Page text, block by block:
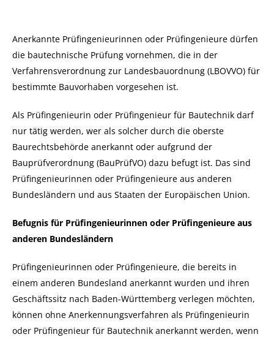
Anerkannte Prüfingenieurinnen oder Prüfingenieure dürfen
die bautechnische Prüfung vornehmen, die in der
Verfahrensverordnung zur Landesbauordnung (LBOVVO) für
bestimmte Bauvorhaben vorgesehen ist.
Als Prüfingenieurin oder Prüfingenieur für Bautechnik darf
nur tätig werden, wer als solcher durch die oberste
Baurechtsbehörde anerkannt oder aufgrund der
Bauprüfverordnung (BauPrüfVO) dazu befugt ist. Das sind
Prüfingenieurinnen oder Prüfingenieure aus anderen
Bundesländern und aus Staaten der Europäischen Union.
Befugnis für Prüfingenieurinnen oder Prüfingenieure aus
anderen Bundesländern
Prüfingenieurinnen oder Prüfingenieure, die bereits in
einem anderen Bundesland anerkannt wurden und ihren
Geschäftssitz nach Baden-Württemberg verlegen möchten,
können ohne Anerkennungsverfahren als Prüfingenieurin
oder Prüfingenieur für Bautechnik anerkannt werden, wenn